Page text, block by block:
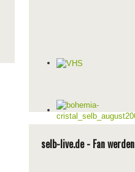
selb-live.de - Fan werden